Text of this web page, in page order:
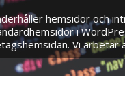
hemsidor och
i
Vi